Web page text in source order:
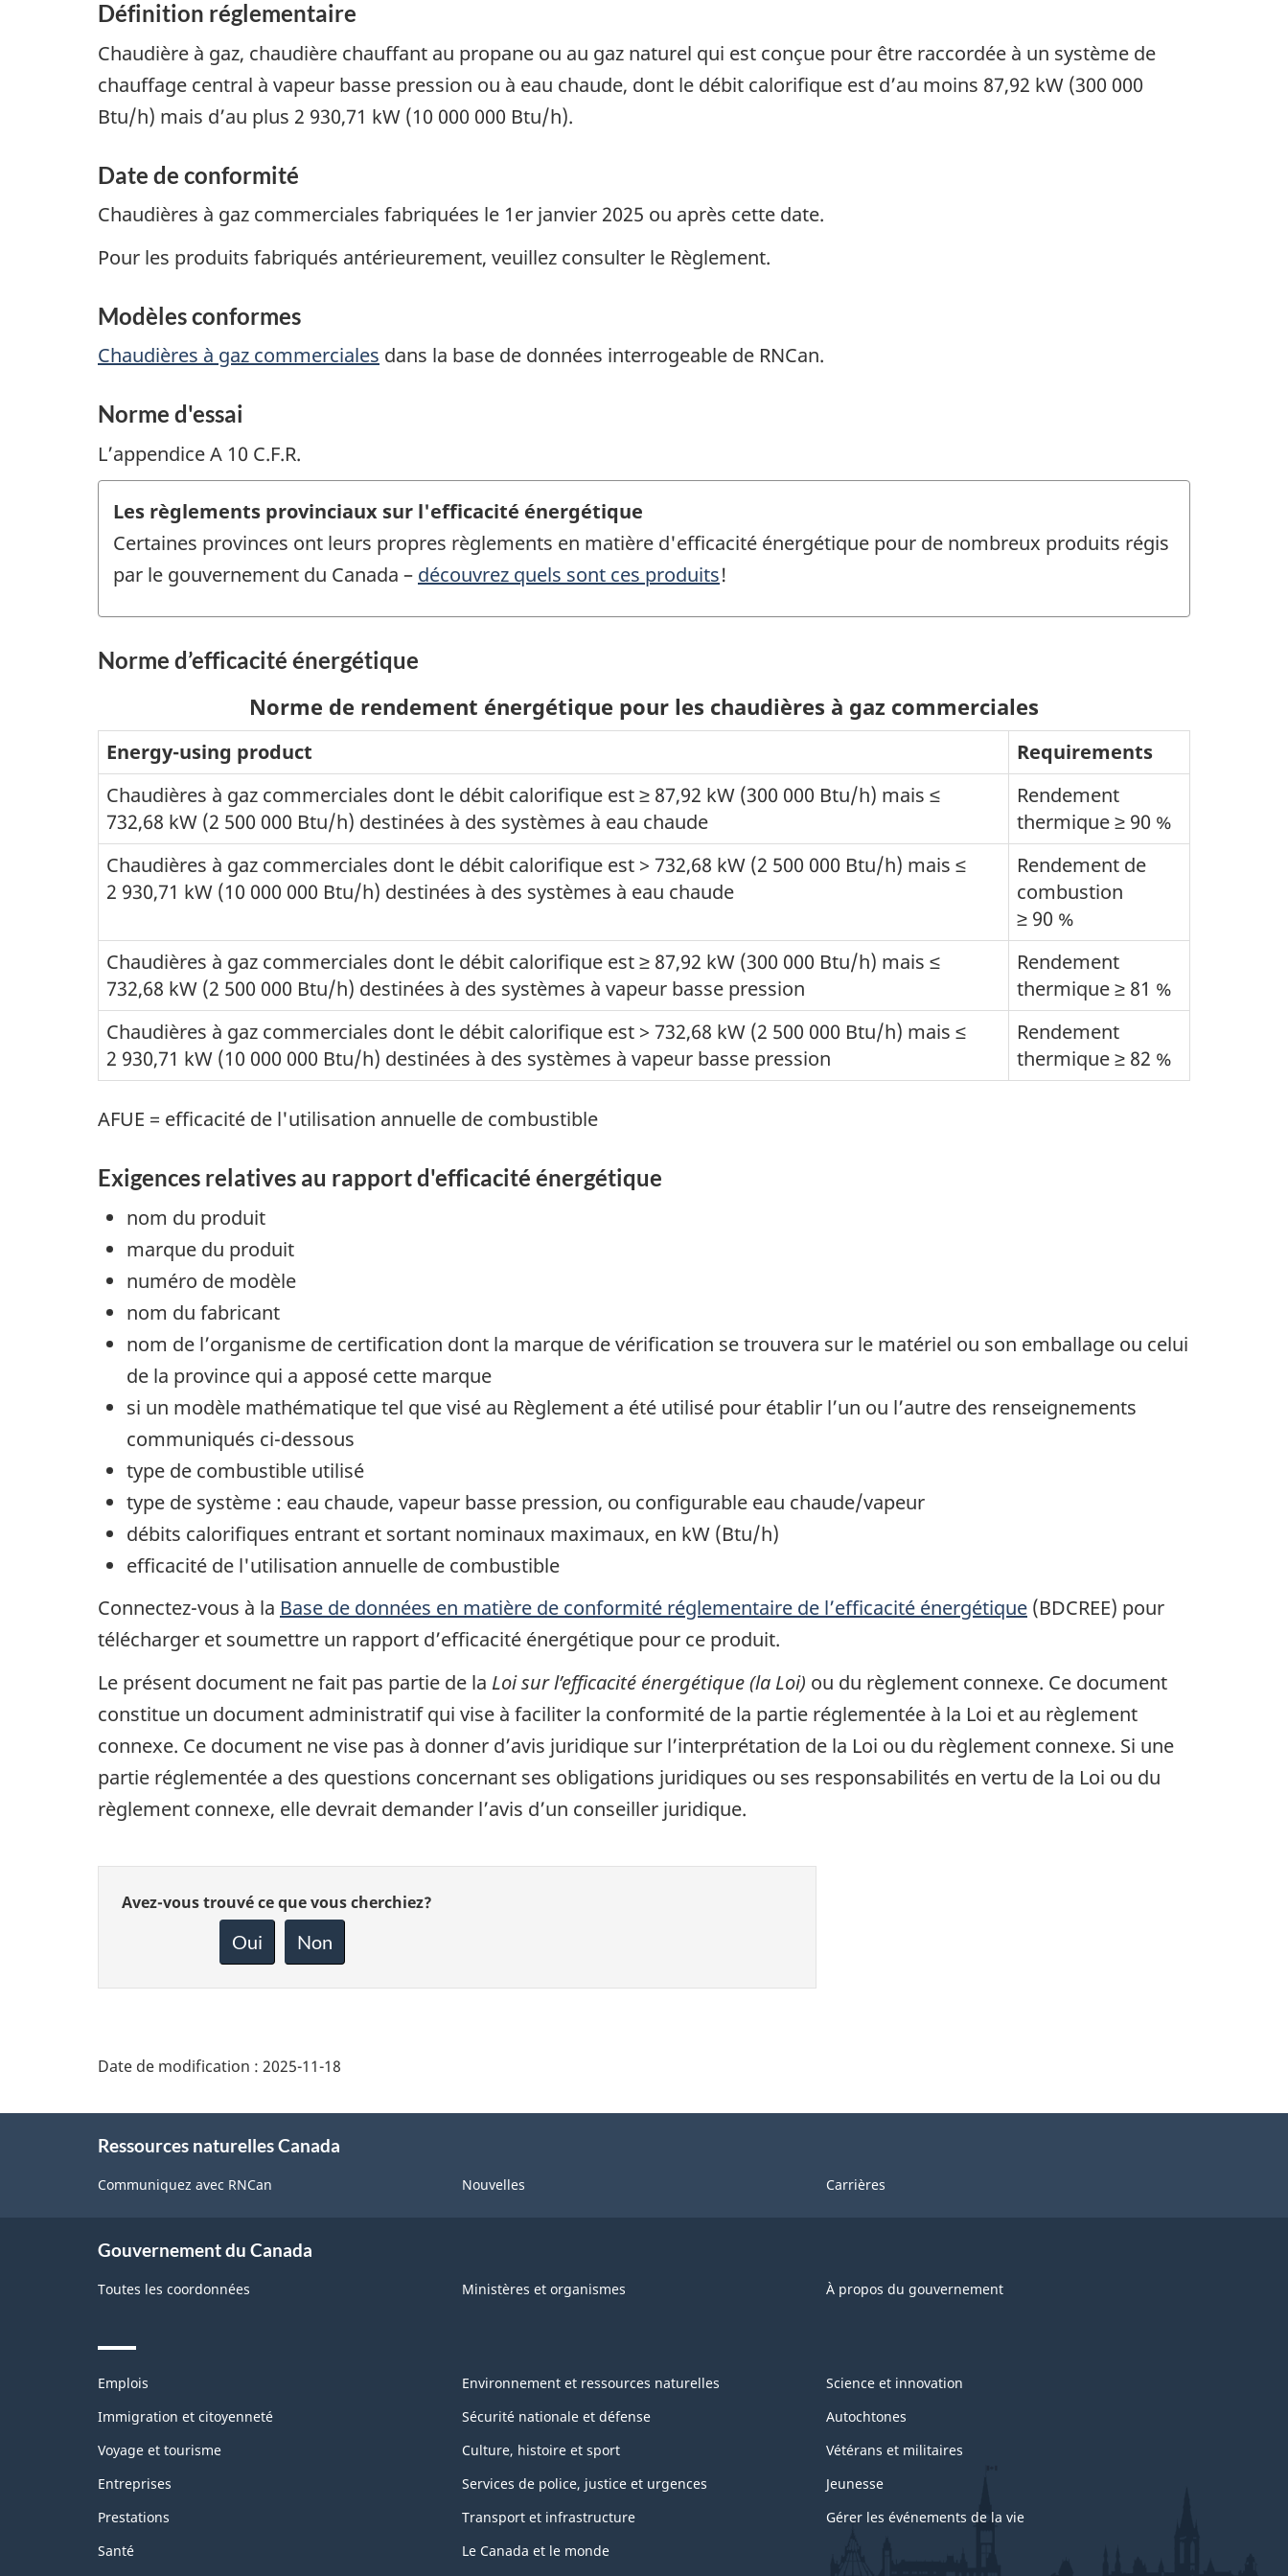
Définition réglementaire
Chaudière à gaz, chaudière chauffant au propane ou au gaz naturel qui est conçue pour être raccordée à un système de
chauffage central à vapeur basse pression ou à eau chaude, dont le débit calorifique est d’au moins 87,92 kW (300 000
Btu/h) mais d’au plus 2 930,71 kW (10 000 000 Btu/h).
Date de conformité
Chaudières à gaz commerciales fabriquées le 1er janvier 2025 ou après cette date.
Pour les produits fabriqués antérieurement, veuillez consulter le Règlement.
Modèles conformes
Chaudières à gaz commerciales dans la base de données interrogeable de RNCan.
Norme d'essai
L’appendice A 10 C.F.R.
Les règlements provinciaux sur l'efficacité énergétique
Certaines provinces ont leurs propres règlements en matière d'efficacité énergétique pour de nombreux produits régis
par le gouvernement du Canada – découvrez quels sont ces produits!
Norme d’efficacité énergétique
Norme de rendement énergétique pour les chaudières à gaz commerciales
Energy-using product
Requirements
Chaudières à gaz commerciales dont le débit calorifique est ≥ 87,92 kW (300 000 Btu/h) mais ≤
732,68 kW (2 500 000 Btu/h) destinées à des systèmes à eau chaude
Rendement
thermique ≥ 90 %
Chaudières à gaz commerciales dont le débit calorifique est > 732,68 kW (2 500 000 Btu/h) mais ≤
2 930,71 kW (10 000 000 Btu/h) destinées à des systèmes à eau chaude
Rendement de
combustion
≥ 90 %
Chaudières à gaz commerciales dont le débit calorifique est ≥ 87,92 kW (300 000 Btu/h) mais ≤
732,68 kW (2 500 000 Btu/h) destinées à des systèmes à vapeur basse pression
Rendement
thermique ≥ 81 %
Chaudières à gaz commerciales dont le débit calorifique est > 732,68 kW (2 500 000 Btu/h) mais ≤
2 930,71 kW (10 000 000 Btu/h) destinées à des systèmes à vapeur basse pression
Rendement
thermique ≥ 82 %
AFUE = efficacité de l'utilisation annuelle de combustible
Exigences relatives au rapport d'efficacité énergétique
nom du produit
marque du produit
numéro de modèle
nom du fabricant
nom de l’organisme de certification dont la marque de vérification se trouvera sur le matériel ou son emballage ou celui
de la province qui a apposé cette marque
si un modèle mathématique tel que visé au Règlement a été utilisé pour établir l’un ou l’autre des renseignements
communiqués ci-dessous
type de combustible utilisé
type de système : eau chaude, vapeur basse pression, ou configurable eau chaude/vapeur
débits calorifiques entrant et sortant nominaux maximaux, en kW (Btu/h)
efficacité de l'utilisation annuelle de combustible
Connectez-vous à la Base de données en matière de conformité réglementaire de l’efficacité énergétique (BDCREE) pour
télécharger et soumettre un rapport d’efficacité énergétique pour ce produit.
Le présent document ne fait pas partie de la Loi sur l’efficacité énergétique (la Loi) ou du règlement connexe. Ce document
constitue un document administratif qui vise à faciliter la conformité de la partie réglementée à la Loi et au règlement
connexe. Ce document ne vise pas à donner d’avis juridique sur l’interprétation de la Loi ou du règlement connexe. Si une
partie réglementée a des questions concernant ses obligations juridiques ou ses responsabilités en vertu de la Loi ou du
règlement connexe, elle devrait demander l’avis d’un conseiller juridique.
Donnez
Avez-vous trouvé ce que vous cherchiez?
Oui Non
Date de modification : 2025-11-18
Ressources naturelles Canada
Communiquez avec RNCan Nouvelles Carrières
Gouvernement du Canada
Toutes les coordonnées Ministères et organismes À propos du gouvernement
Themes
topics
Emplois
Immigration et citoyenneté
Voyage et tourisme
Entreprises
Prestations
Santé
Environnement et ressources naturelles
Sécurité nationale et défense
Culture, histoire et sport
Services de police, justice et urgences
Transport et infrastructure
Le Canada et le monde
Science et innovation
Autochtones
Vétérans et militaires
Jeunesse
Gérer les événements de la vie